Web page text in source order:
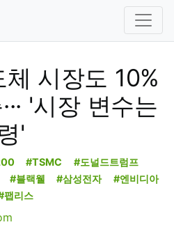
시장도 10%
'시장 변수는
'
#TSMC
#도널드트럼프
#블랙웰 #삼성전자
#엔비디아
팹리스